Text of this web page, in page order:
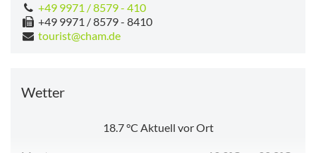
+49 9971 / 8579 - 410
+49 9971 / 8579 - 8410
tourist@cham.de
Wetter
18.7°C Aktuell vor Ort